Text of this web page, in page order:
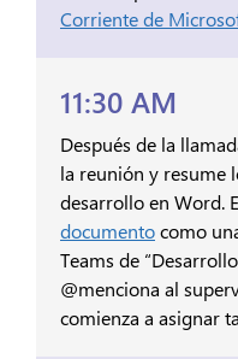
Corriente de
11:30 AM
Después de la
la reunión y resume
desarrollo en Word.
documentocomo
Teams de
@menciona al
comienza a asignar